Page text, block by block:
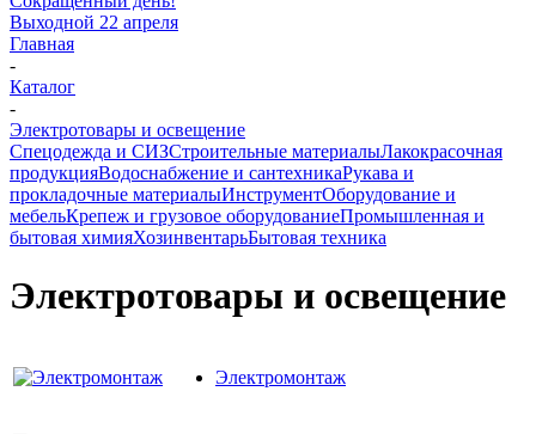
Выходной 22 апреля
Главная
-
Каталог
-
Электротовары и освещение
Спецодежда и СИЗСтроительные материалыЛакокрасочная
продукцияВодоснабжение и сантехникаРукава и
прокладочные материалыИнструментОборудование и
мебельКрепеж и грузовое оборудованиеПромышленная и
бытовая химияХозинвентарьБытовая техника
Электротовары и освещение
Электромонтаж